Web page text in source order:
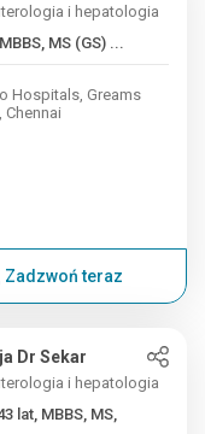
i hepatologia
MS (GS) ...
Hospitals, Greams
Chennai
Zadzwoń teraz
Dr Sekar
i hepatologia
lat, MBBS, MS,